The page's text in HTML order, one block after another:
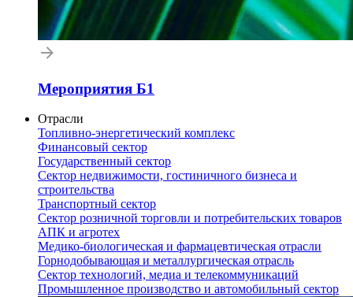
Мероприятия Б1
Отрасли
Топливно-энергетический комплекс
Финансовый сектор
Государственный сектор
Сектор недвижимости, гостиничного бизнеса и
строительства
Транспортный сектор
Сектор розничной торговли и потребительских товаров
АПК и агротех
Медико-биологическая и фармацевтическая отрасли
Горнодобывающая и металлургическая отрасль
Сектор технологий, медиа и телекоммуникаций
Промышленное производство и автомобильный сектор